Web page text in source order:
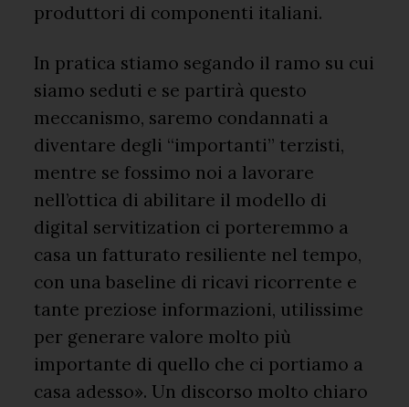
produttori di componenti italiani.
In pratica stiamo segando il ramo su cui
siamo seduti e se partirà questo
meccanismo, saremo condannati a
diventare degli “importanti” terzisti,
mentre se fossimo noi a lavorare
nell’ottica di abilitare il modello di
digital servitization ci porteremmo a
casa un fatturato resiliente nel tempo,
con una baseline di ricavi ricorrente e
tante preziose informazioni, utilissime
per generare valore molto più
importante di quello che ci portiamo a
casa adesso». Un discorso molto chiaro